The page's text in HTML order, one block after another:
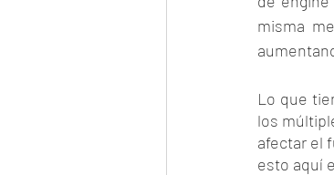
misma
Lo que
los
afectar el
esto aquí